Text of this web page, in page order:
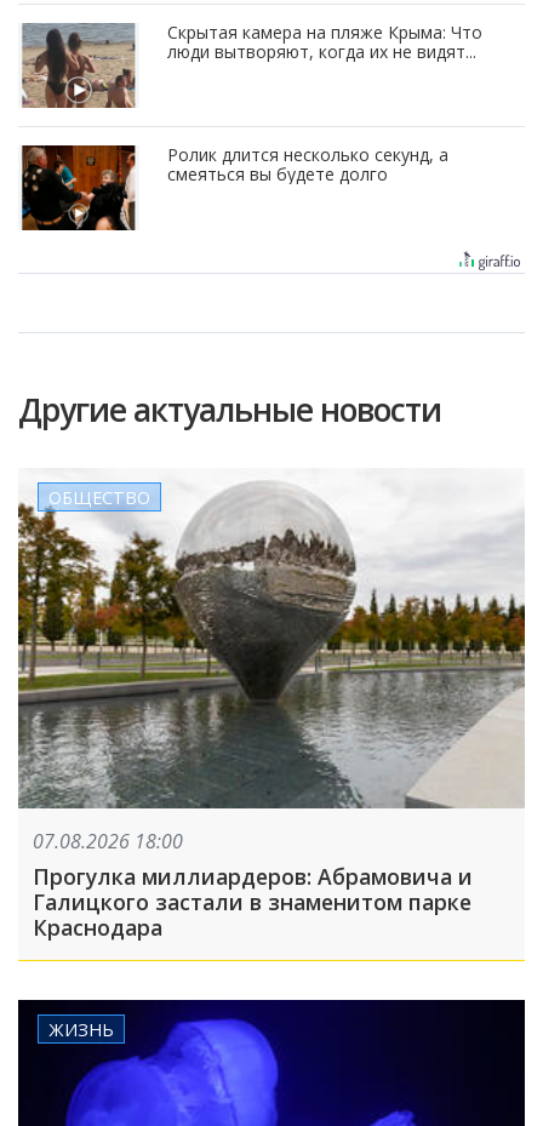
Скрытая камера на пляже Крыма: Что
люди вытворяют, когда их не видят...
Ролик длится несколько секунд, а
смеяться вы будете долго
Другие актуальные новости
ОБЩЕСТВО
07.08.2026 18:00
Прогулка миллиардеров: Абрамовича и
Галицкого застали в знаменитом парке
Краснодара
ЖИЗНЬ